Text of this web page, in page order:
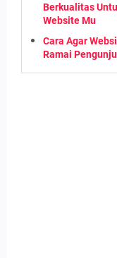
Berkualitas
Website Mu
Cara Agar
Ramai